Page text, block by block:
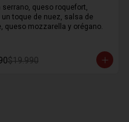
serrano, queso roquefort,
un toque de nuez, salsa de
queso mozzarella y orégano.
$19.990